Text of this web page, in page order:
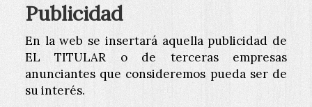
Publicidad
En la web se insertará aquella publicidad de
EL TITULAR o de terceras empresas
anunciantes que consideremos pueda ser de
su interés.